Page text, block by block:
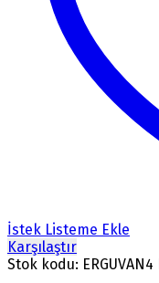
İstek Listeme Ekle
Karşılaştır
Stok kodu: ERGUVAN4